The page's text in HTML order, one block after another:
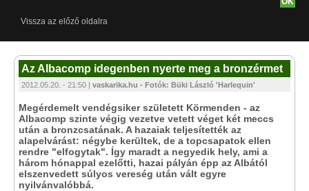
Vissza az előző oldalra
Az Albacomp idegenben nyerte meg a bronzérmet
2012.05.20. - 21:50 | vaskarika.hu - Fotók: Büki László 'Harlequin'
Megérdemelt vendégsiker született Körmenden - az
Albacomp szinte végig vezetve vetett véget két meccs
után a bronzcsatának. A hazaiak teljesítették az
alapelvárást: négybe kerültek, de a topcsapatok ellen
rendre "elfogytak". Így maradt a negyedik hely, ami a
három hónappal ezelőtti, hazai pályán épp az Albától
elszenvedett súlyos vereség után vált egyre
nyilvánvalóbbá.